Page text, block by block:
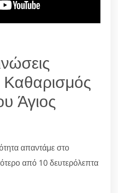
Καθαρισμός
Άγιος
απαντάμε στο
από 10 δευτερόλεπτα